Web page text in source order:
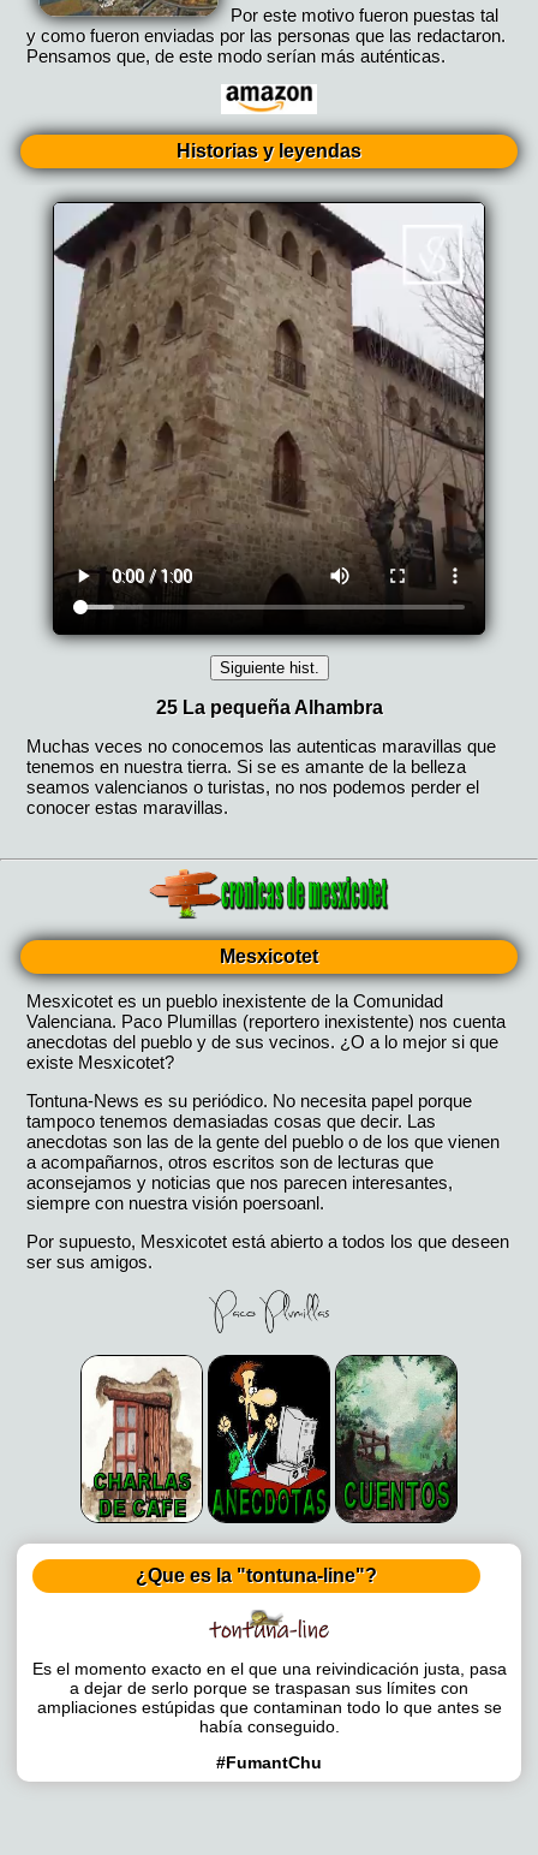
Por este motivo fueron puestas tal
y como fueron enviadas por las personas que las redactaron.
Pensamos que, de este modo serían más auténticas.
Historias y leyendas
Mesxicotet
Mesxicotet es un pueblo inexistente de la Comunidad
Valenciana. Paco Plumillas (reportero inexistente) nos cuenta
anecdotas del pueblo y de sus vecinos. ¿O a lo mejor si que
existe Mesxicotet?
Tontuna-News es su periódico. No necesita papel porque
tampoco tenemos demasiadas cosas que decir. Las
anecdotas son las de la gente del pueblo o de los que vienen
a acompañarnos, otros escritos son de lecturas que
aconsejamos y noticias que nos parecen interesantes,
siempre con nuestra visión poersoanl.
Por supuesto, Mesxicotet está abierto a todos los que deseen
ser sus amigos.
¿Que es la "tontuna-line"?
Es el momento exacto en el que una reivindicación justa, pasa
a dejar de serlo porque se traspasan sus límites con
ampliaciones estúpidas que contaminan todo lo que antes se
había conseguido.
#FumantChu